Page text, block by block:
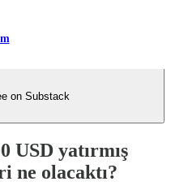
on Substack
USD yatırmış
ne olacaktı?